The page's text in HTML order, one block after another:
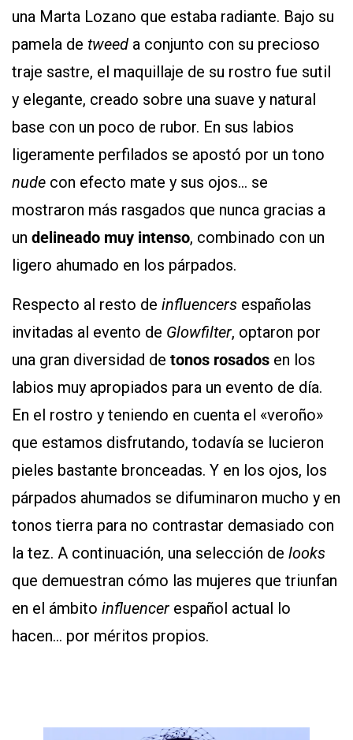
una Marta Lozano que estaba radiante. Bajo su
pamela de tweed a conjunto con su precioso
traje sastre, el maquillaje de su rostro fue sutil
y elegante, creado sobre una suave y natural
base con un poco de rubor. En sus labios
ligeramente perfilados se apostó por un tono
nude con efecto mate y sus ojos… se
mostraron más rasgados que nunca gracias a
un delineado muy intenso, combinado con un
ligero ahumado en los párpados.
Respecto al resto de influencers españolas
invitadas al evento de Glowfilter, optaron por
una gran diversidad de tonos rosados en los
labios muy apropiados para un evento de día.
En el rostro y teniendo en cuenta el «veroño»
que estamos disfrutando, todavía se lucieron
pieles bastante bronceadas. Y en los ojos, los
párpados ahumados se difuminaron mucho y en
tonos tierra para no contrastar demasiado con
la tez. A continuación, una selección de looks
que demuestran cómo las mujeres que triunfan
en el ámbito influencer español actual lo
hacen… por méritos propios.